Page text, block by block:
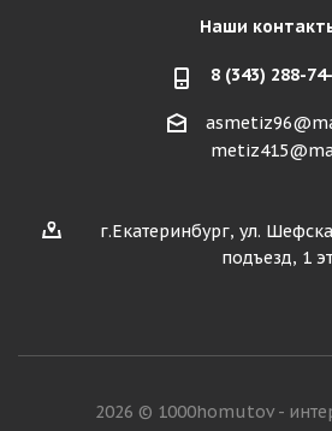
Наши
8 (343) 288-
г.Екатеринбург, ул.
подъезд, 1
2026 © 1000homutov -